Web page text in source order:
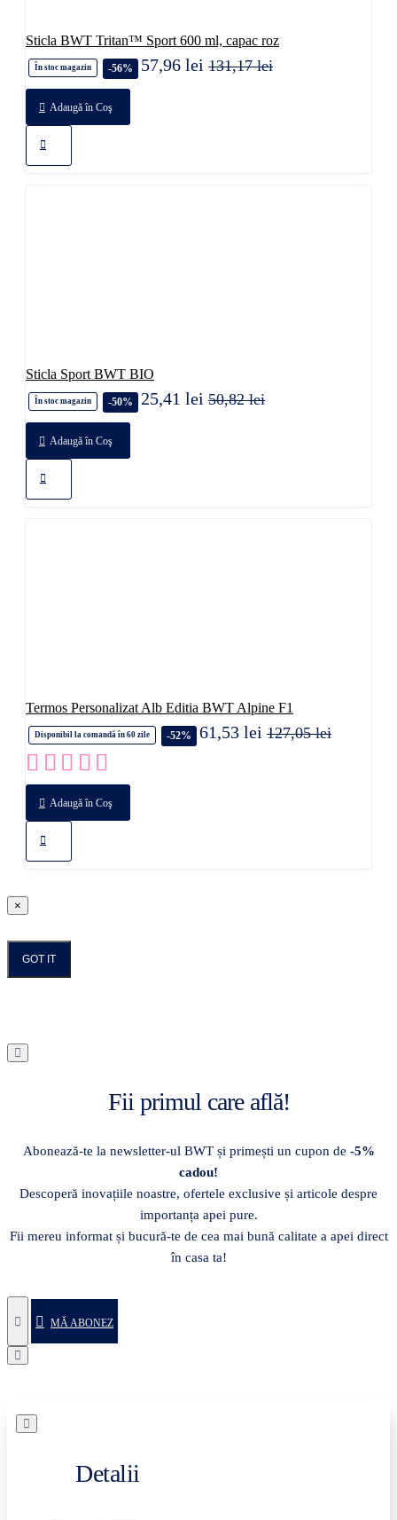
Sticla BWT Tritan™ Sport 600 ml, capac roz
În stoc magazin -56% 57,96 lei 131,17 lei
Adaugă în Coş
Sticla Sport BWT BIO
În stoc magazin -50% 25,41 lei 50,82 lei
Adaugă în Coş
Termos Personalizat Alb Editia BWT Alpine F1
Disponibil la comandă în 60 zile -52% 61,53 lei 127,05 lei
Adaugă în Coş
×
GOT IT
Fii primul care află!
Abonează-te la newsletter-ul BWT și primești un cupon de -5%
cadou!
Descoperă inovațiile noastre, ofertele exclusive și articole despre
importanța apei pure.
Fii mereu informat și bucură-te de cea mai bună calitate a apei direct
în casa ta!
MĂ ABONEZ
Detalii